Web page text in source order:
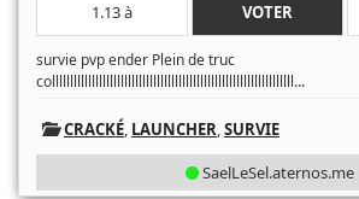
1.13 à VOTER
survie pvp ender Plein de truc
colllllllllllllllllllllllllllllllllllllllllllllllllllllllllllllllllll...
CRACKÉ, LAUNCHER,SURVIE
SaelLeSel.aternos.me